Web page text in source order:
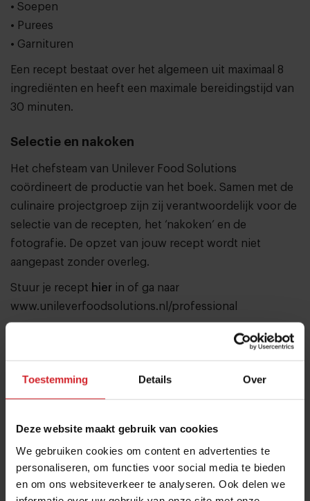
Toestemming Details Over
Deze website maakt gebruik van cookies
We gebruiken cookies om content en advertenties te
personaliseren, om functies voor social media te bieden
en om ons websiteverkeer te analyseren. Ook delen we
• Soepen
• Purees
• Garnituren
Een recept bestaat over het algemeen uit maximaal 8
ingrediënten en heeft een maximale bereidingstijd van
30 minuten.
Selectie en nakoken
Het chefsteam van Unilever Food Solutions
coördineert de productie van het boek. Samen met de
culinaire projectgroep zijn zij verantwoordelijk voor de
selectie van de recepten, het ‘nakoken’ en de
fotografie. De opzet van jouw recept wordt niet
aangepast zonder overleg.
Stuur je recept hier in of ga naar
www.unileverfoodsolutions.nl/professional
Meld je aan voor de nieuwsbrief
Ja, ik wil graag drie keer per week de nieuwsbrief
ontvangen met de laatste trends, culinaire inspiratie en